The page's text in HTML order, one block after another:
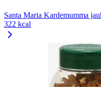
Santa Maria Kardemumma
322 kcal